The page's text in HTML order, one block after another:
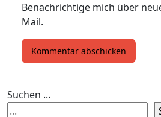
Benachrichtige mich über
Mail.
Suchen ...